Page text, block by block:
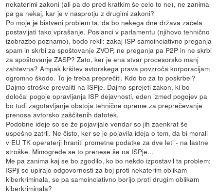
nekaterimi zakoni (ali pa do pred kratkim še celo to ne), ne zanima
pa ga nekaj, kar je v nasprotju z drugimi zakoni?
Po moje je bistveni problem ta, da bo nekega dne država začela
postavljati tako vprašanje. Poslanci v parlamentu (njihovo tehnično
izobrazbo poznamo), bodo rekli: zakaj ISP samoinciativno preganja
spam in skrbi za spoštovanje ZVOP, ne preganja pa P2P in ne skrbi
za spoštovanje ZASP? Zato, ker je ena stvar procesorsko manj
zahtevna? Ampak kršitev avtorskega prava povzroča korporacijam
ogromno škodo. To je treba preprečiti. Kdo bo za to poskrbel?
Dajmo stroške prevaliti na ISPje. Dajmo sprejeti zakon, ki bo
določal pogoje opravljanja ISP dejavnosti, eden izmed pogojev pa
bo tudi zagotavljanje obstoja tehnične opreme za preprečevanje
prenosa avtorsko zaščitenih datotek.
Podobne ideje so se že pojavljale vendar so jih zaenkrat še
uspešno zatrli. Ne čisto, ker se je pojavila ideja o tem, da bi morali
v EU TK operaterji hraniti prometne podatke za dve leti - na lastne
stroške. Mimogrede se to prenese še na ISPje...
Me pa zanima kaj se bo zgodilo, ko bo nekdo izpostavil ta problem:
ISPji se upirajo odgovornosti za boj proti nekaterim oblikam
kiberkriminala, se pa samoinciativno borijo proti drugim oblikam
kiberkriminala?